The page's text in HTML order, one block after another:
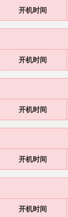
开机时间
开机时间
开机时间
开机时间
开机时间